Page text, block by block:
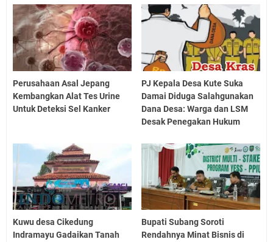
Perusahaan Asal Jepang
Kembangkan Alat Tes Urine
Untuk Deteksi Sel Kanker
PJ Kepala Desa Kute Suka
Damai Diduga Salahgunakan
Dana Desa: Warga dan LSM
Desak Penegakan Hukum
Kuwu desa Cikedung
Indramayu Gadaikan Tanah
Bupati Subang Soroti
Rendahnya Minat Bisnis di